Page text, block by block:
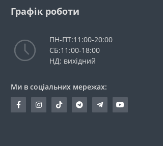
Графік роботи
ПН-ПТ:11:00-20:00
СБ:11:00-18:00
НД: вихідний
Ми в соціальних мережах: